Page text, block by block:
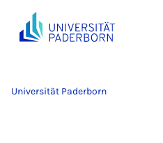
Universität Paderborn